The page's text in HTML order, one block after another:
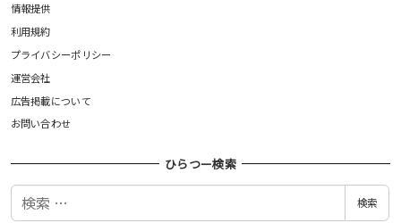
情報提供
利用規約
プライバシーポリシー
運営会社
広告掲載について
お問い合わせ
ひらつー検索
検
検索